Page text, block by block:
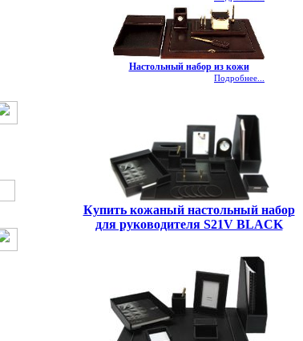
Настольный набор из кожи
Подробнее...
Купить кожаный настольный набор
для руководителя S21V BLACK